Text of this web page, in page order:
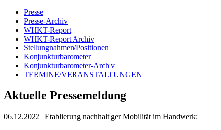
Presse
Presse-Archiv
WHKT-Report
WHKT-Report Archiv
Stellungnahmen/Positionen
Konjunkturbarometer
Konjunkturbarometer-Archiv
TERMINE/VERANSTALTUNGEN
Aktuelle Pressemeldung
06.12.2022 | Etablierung nachhaltiger Mobilität im Handwerk: